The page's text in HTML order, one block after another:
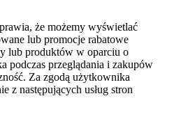
że możemy wyświetlać
lub promocje rabatowe
lub produktów w oparciu o
podczas przeglądania i zakupów
Za zgodą użytkownika
z następujących usług stron